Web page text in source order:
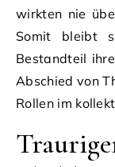
wirkten nie
Somit bleibt
Bestandteil
Abschied von
Rollen im